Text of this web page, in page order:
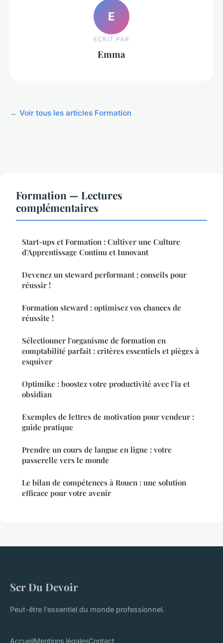
E
ECRIT PAR
Emma
← Voir tous les articles Formation
Formation — Lectures
complémentaires
Start-ups et Formation : Cultiver une Culture
d'Apprentissage Continu et Innovant
Devenez un steward performant : conseils pour
réussir !
Formation steward : optimisez vos chances de
réussite !
Sélectionner l'organisme de formation en
comptabilité parfait : critères essentiels et pièges à
esquiver
Optimike : boostez votre productivité avec l'ia et
obsidian
Exemples de lettres de motivation pour vendeur :
guide pratique
Prendre un cours de langue en ligne : votre
passerelle vers le monde
Le bilan de compétences à Rouen : une solution
efficace pour votre avenir
Scr Du Devoir
Peut-être l'essentiel du monde professionnel.
AccueilMentions légalesContact